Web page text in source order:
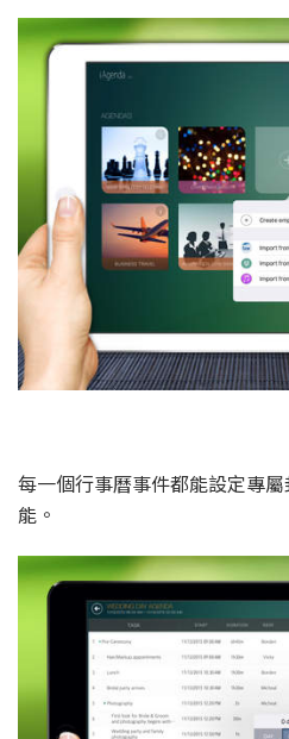
每一個行事曆事件都能設定專
能。